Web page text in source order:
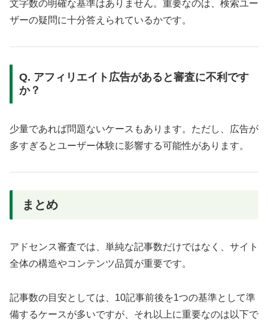
文字数の明確な基準はありません。重要なのは、検索ユー
ザーの疑問に十分答えられているかです。
Q. アフィリエイト広告があると審査に不利です
か？
少量であれば問題ないケースもあります。ただし、広告が
多すぎるとユーザー体験に影響する可能性があります。
まとめ
アドセンス審査では、単純な記事数だけではなく、サイト
全体の構造やコンテンツ品質が重要です。
記事数の目安としては、10記事前後を1つの基準として準
備するケースが多いですが、それ以上に重要なのは以下で